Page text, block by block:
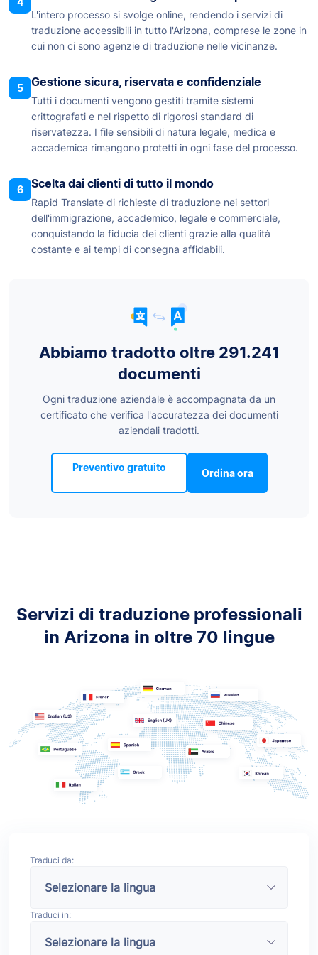
L'intero processo si svolge online, rendendo i servizi di
traduzione accessibili in tutto l'Arizona, comprese le zone in
cui non ci sono agenzie di traduzione nelle vicinanze.
5 Gestione sicura, riservata e confidenziale
Tutti i documenti vengono gestiti tramite sistemi
crittografati e nel rispetto di rigorosi standard di
riservatezza. I file sensibili di natura legale, medica e
accademica rimangono protetti in ogni fase del processo.
6 Scelta dai clienti di tutto il mondo
Rapid Translate di richieste di traduzione nei settori
dell'immigrazione, accademico, legale e commerciale,
conquistando la fiducia dei clienti grazie alla qualità
costante e ai tempi di consegna affidabili.
Abbiamo tradotto oltre 291.241
documenti
Ogni traduzione aziendale è accompagnata da un
certificato che verifica l'accuratezza dei documenti
aziendali tradotti.
Preventivo gratuito Ordina ora
Servizi di traduzione professionali
in Arizona in oltre 70 lingue
Traduci da:
Traduci in: